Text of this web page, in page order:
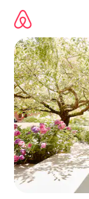
contenido